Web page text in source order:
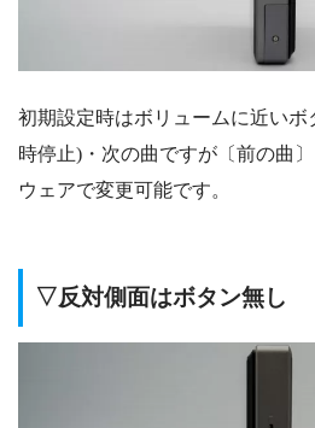
初期設定時はボリュームに近いボ
時停止)・次の曲ですが〔前の曲
ウェアで変更可能です。
▽反対側面はボタン無し